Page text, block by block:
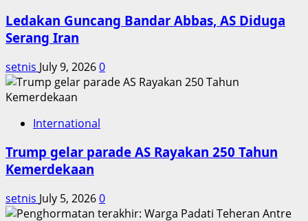
Ledakan Guncang Bandar Abbas, AS Diduga
Serang Iran
setnis July 9, 20260
International
Trump gelar parade AS Rayakan 250 Tahun
Kemerdekaan
setnis July 5, 20260